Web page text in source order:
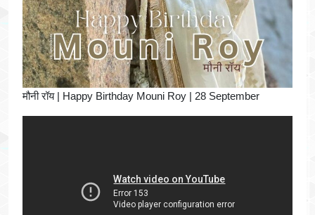
मौनी रॉय | Happy Birthday Mouni Roy | 28 September